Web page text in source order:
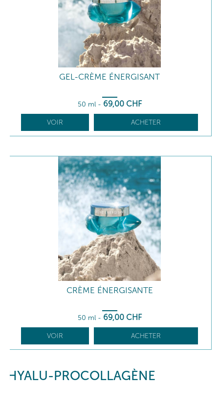
GEL-CRÈME ÉNERGISANT
50 ml - 69,00 CHF
VOIR ACHETER
CRÈME ÉNERGISANTE
50 ml - 69,00 CHF
VOIR ACHETER
HYALU-PROCOLLAGÈNE